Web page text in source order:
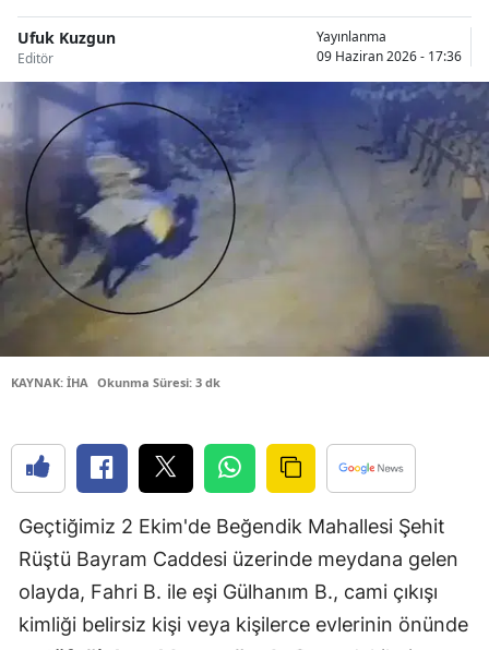
Bolu
Burdur
Bursa
Çanakkale
Çorum
Erzincan
Erzurum
Eskişehir
Ufuk Kuzgun
Editör
Yayınlanma
09 Haziran 2026 - 17:36
KAYNAK: İHA Okunma Süresi: 3 dk
Geçtiğimiz 2 Ekim'de Beğendik Mahallesi Şehit
Rüştü Bayram Caddesi üzerinde meydana gelen
olayda, Fahri B. ile eşi Gülhanım B., cami çıkışı
kimliği belirsiz kişi veya kişilerce evlerinin önünde